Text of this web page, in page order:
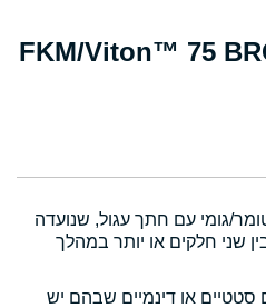
230.00×6.00 FKM/Viton™ 75
גומי עם חתך עגול, שנועדה
שני חלקים או יותר במהלך
סטטיים או דינמיים שבהם יש